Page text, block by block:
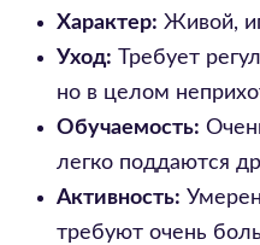
Характер: Живой,
Уход: Требует
но в целом
Обучаемость:
легко поддаются
Активность:
требуют очень